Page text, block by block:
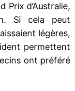
Prix d’Australie,
Si cela peut
légères,
permettent
ont préféré